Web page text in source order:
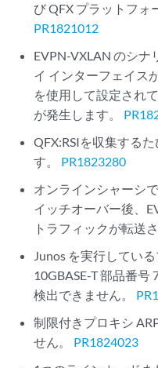
び QFX プラットフォ
PR1821012
EVPN-VXLAN のシナ
イ インターフェイス
を使用して設定され
が発生します。
QFX:RSIを収集する
す。 PR1823280
オンラインシャーシ
イッチオーバー後、
トラフィックが転送
Junos を実行してい
10GBASE-T 部品番
検出できません。
制限付きプロキシ
せん。 PR1824023